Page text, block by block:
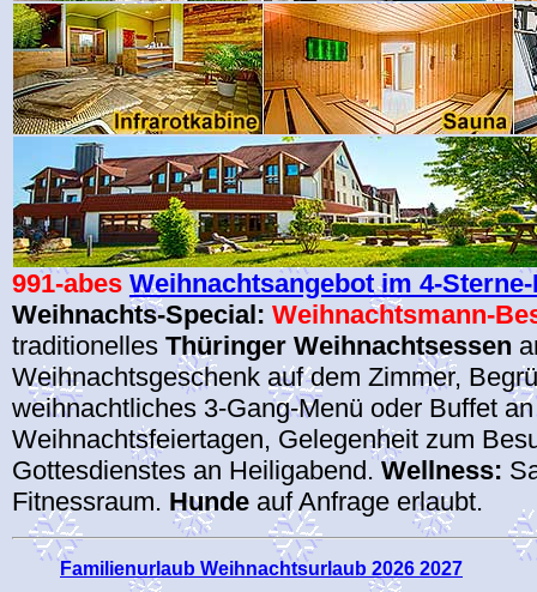
991-abes Weihnachtsangebot im 4-
Weihnachts-Special: Weihnachtsmann-
traditionelles Thüringer Weihnachtsessen
Weihnachtsgeschenk auf dem Zimmer,
weihnachtliches 3-Gang-Menü oder Buffet
Weihnachtsfeiertagen, Gelegenheit zum
Gottesdienstes an Heiligabend.Wellness:
Fitnessraum. Hunde auf Anfrage erlaubt.
Familienurlaub Weihnachtsurlaub 2026 2027